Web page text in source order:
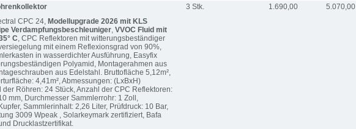
CPC 24, Modellupgrade 2026 mit KLS
Verdampfungsbeschleuniger, VVOC Fluid mit
C, CPC Reflektoren mit witterungsbeständiger
mit einem Reflexionsgrad von 90%,
in wasserdichter Ausführung, Easyfix
Polyamid, Montagerahmen aus
aus Edelstahl. Bruttofläche 5,12m²,
4,41m², Abmessungen: (LxBxH)
Röhren: 24 Stück, Anzahl der CPC Reflektoren:
mm, Durchmesser Sammlerrohr: 1 Zoll,
Sammlerinhalt: 2,26 Liter, Prüfdruck: 10 Bar,
3009 Wpeak , Solarkeymark zertifiziert, Bafa
Drucklastzertifikat.
3 Stk. 1.690,00 5.070,00